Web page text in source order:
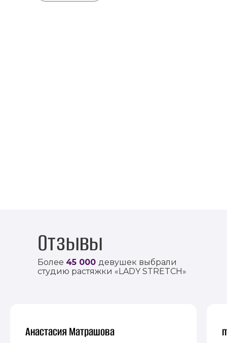
Отзывы
Более 45 000 девушек выбрали
студию растяжки «LADY STRETCH»
Анастасия Матрашова